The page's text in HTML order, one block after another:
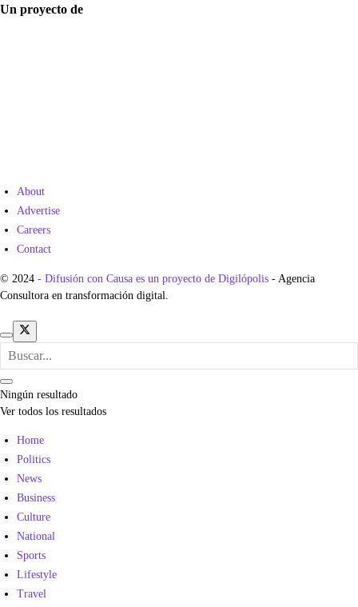
Un proyecto de
About
Advertise
Careers
Contact
© 2024 - Difusión con Causa es un proyecto de Digilópolis - Agencia
Consultora en transformación digital.
Ningún resultado
Ver todos los resultados
Home
Politics
News
Business
Culture
National
Sports
Lifestyle
Travel